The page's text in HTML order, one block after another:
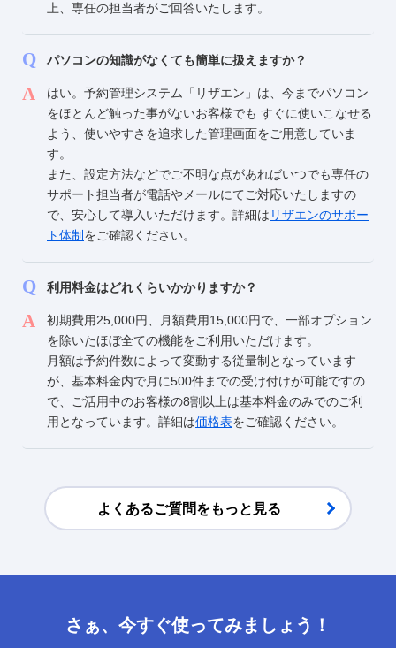
上、専任の担当者がご回答いたします。
パソコンの知識がなくても簡単に扱えますか？
はい。予約管理システム「リザエン」は、今までパソコン
をほとんど触った事がないお客様でも すぐに使いこなせる
よう、使いやすさを追求した管理画面をご用意していま
す。
また、設定方法などでご不明な点があればいつでも専任の
サポート担当者が電話やメールにてご対応いたしますの
で、安心して導入いただけます。詳細は リザエンのサポー
ト体制 をご確認ください。
利用料金はどれくらいかかりますか？
初期費用25,000円、月額費用15,000円で、一部オプション
を除いたほぼ全ての機能をご利用いただけます。
月額は予約件数によって変動する従量制となっています
が、基本料金内で月に500件までの受け付けが可能ですの
で、ご活用中のお客様の8割以上は基本料金のみでのご利
用となっています。詳細は価格表をご確認ください。
よくあるご質問をもっと見る
さぁ、今すぐ使ってみましょう！